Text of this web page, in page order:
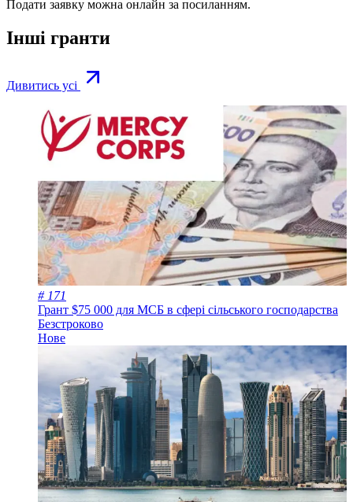
Подати заявку можна онлайн за посиланням.
Інші гранти
Дивитись усі
# 171
Грант $75 000 для МСБ в сфері сільського господарства
Безстроково
Нове